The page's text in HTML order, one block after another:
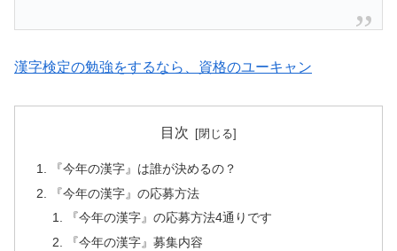
漢字検定の勉強をするなら、資格のユーキャン
目次
『今年の漢字』は誰が決めるの？
『今年の漢字』の応募方法
『今年の漢字』の応募方法4通りです
『今年の漢字』募集内容